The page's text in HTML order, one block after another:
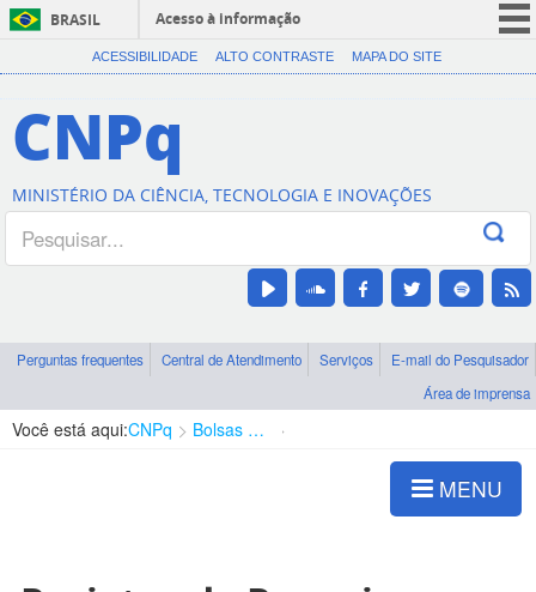
BRASIL
Acesso à informação
CORONAVÍRUS (COVID-19)
Canais
ACESSIBILIDADE ALTO CONTRASTE MAPA DO SITE
CNPq
MINISTÉRIO DA CIÊNCIA, TECNOLOGIA E INOVAÇÕES
Perguntas frequentes Central de Atendimento Serviços
E-mail do Pesquisador
Área de imprensa
Você está aqui:CNPq Bolsas e Auxílios Vigentes
MENU